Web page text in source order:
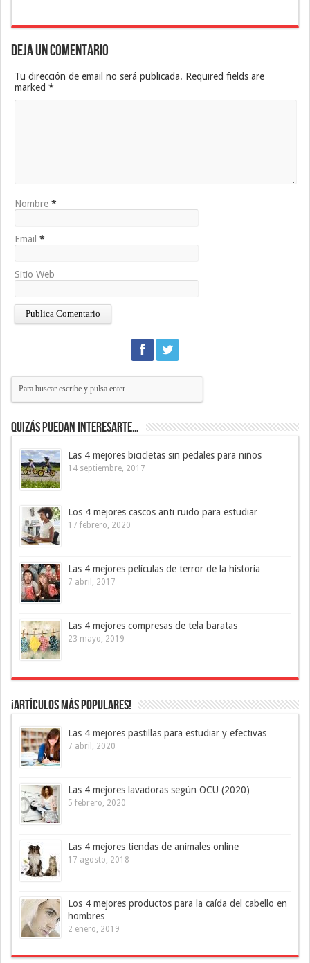
Deja un Comentario
Tu dirección de email no será publicada. Required fields are
marked *
Nombre *
Email *
Sitio Web
Quizás puedan interesarte…
Las 4 mejores bicicletas sin pedales para niños
14 septiembre, 2017
Los 4 mejores cascos anti ruido para estudiar
17 febrero, 2020
Las 4 mejores películas de terror de la historia
7 abril, 2017
Las 4 mejores compresas de tela baratas
23 mayo, 2019
¡Artículos más Populares!
Las 4 mejores pastillas para estudiar y efectivas
7 abril, 2020
Las 4 mejores lavadoras según OCU (2020)
5 febrero, 2020
Las 4 mejores tiendas de animales online
17 agosto, 2018
Los 4 mejores productos para la caída del cabello en
hombres
2 enero, 2019